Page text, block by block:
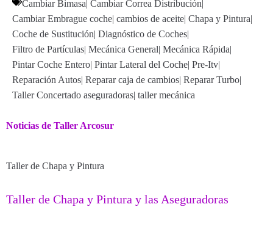
Cambiar Bimasa Cambiar Correa Distribución
Cambiar Embrague coche| cambios de aceite| Chapa y Pintura|
Coche de Sustitución| Diagnóstico de Coches|
Filtro de Partículas| Mecánica General| Mecánica Rápida|
Pintar Coche Entero| Pintar Lateral del Coche| Pre-Itv|
Reparación Autos| Reparar caja de cambios| Reparar Turbo|
Taller Concertado aseguradoras| taller mecánica
Noticias de Taller Arcosur
Taller de Chapa y Pintura
Taller de Chapa y Pintura y las Aseguradoras